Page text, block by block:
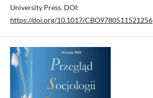
University Press. DOI:
https://doi.org/10.1017/CBO9780511521256